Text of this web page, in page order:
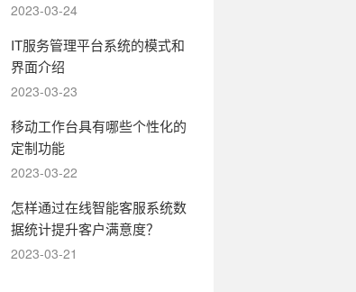
2023-03-24
IT服务管理平台系统的模式和
界面介绍
2023-03-23
移动工作台具有哪些个性化的
定制功能
2023-03-22
怎样通过在线智能客服系统数
据统计提升客户满意度？
2023-03-21